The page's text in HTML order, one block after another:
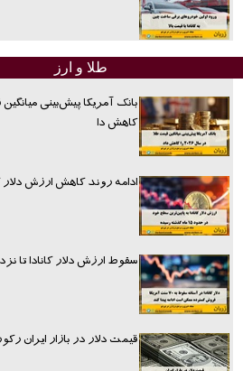
طلا و ارز
کاهش دا
ادامه روند کاهش ارزش دلار
سقوط ارزش دلار کانادا تا نزدیکی ۷۰ سنت
قیمت دلار در بازار ایران رکورد ۱۸۰ هزار تومان